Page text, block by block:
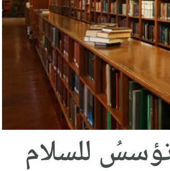
تؤسسُ للسلام